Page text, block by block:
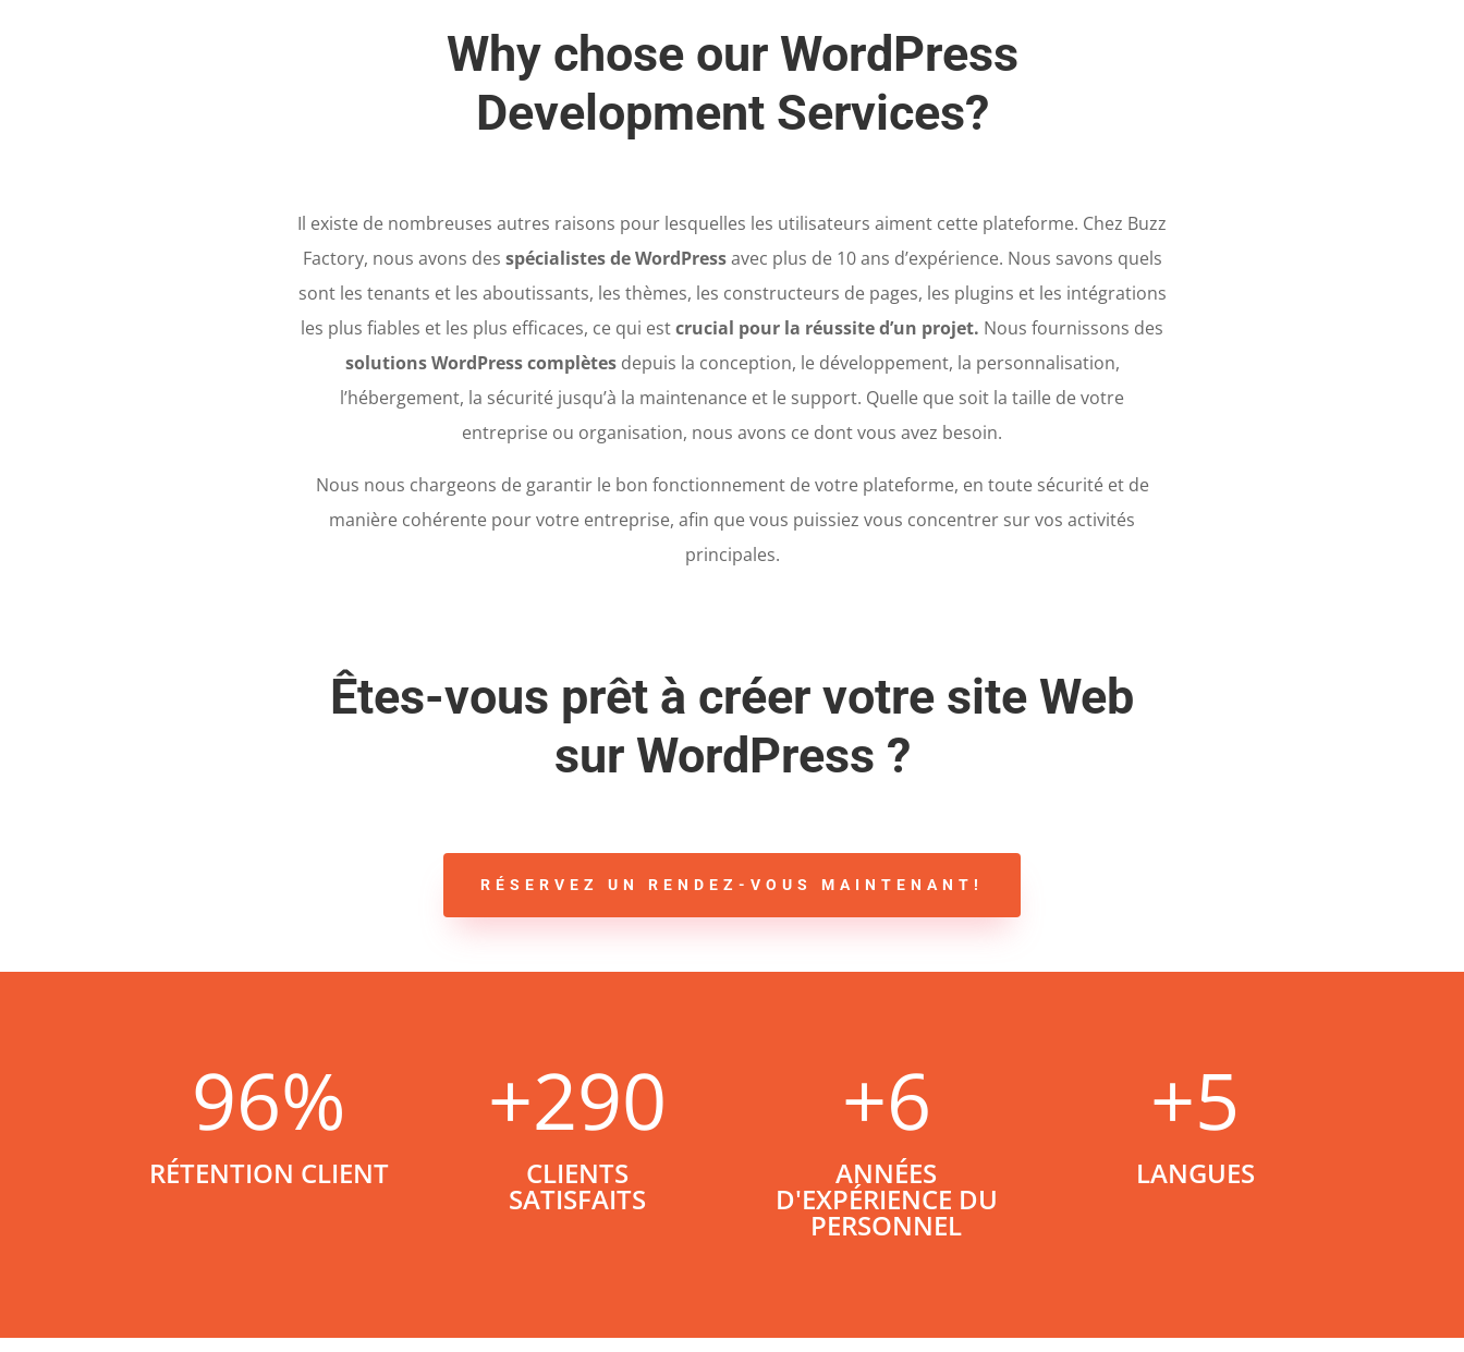
Why chose our WordPress
Development Services?
Il existe de nombreuses autres raisons pour lesquelles les utilisateurs aiment cette plateforme. Chez Buzz
Factory, nous avons des spécialistes de WordPressavec plus de 10 ans d’expérience. Nous savons quels
sont les tenants et les aboutissants, les thèmes, les constructeurs de pages, les plugins et les intégrations
les plus fiables et les plus efficaces, ce qui estcrucial pour la réussite d’un projet. Nous fournissons des
solutions WordPress complètesdepuis la conception, le développement, la personnalisation,
l’hébergement, la sécurité jusqu’à la maintenance et le support. Quelle que soit la taille de votre
entreprise ou organisation, nous avons ce dont vous avez besoin.
Nous nous chargeons de garantir le bon fonctionnement de votre plateforme, en toute sécurité et de
manière cohérente pour votre entreprise, afin que vous puissiez vous concentrer sur vos activités
principales.
Êtes-vous prêt à créer votre site Web
sur WordPress ?
RÉSERVEZ UN RENDEZ-VOUS MAINTENANT!
96%
RÉTENTION CLIENT
+290
CLIENTS
SATISFAITS
+6
ANNÉES
D'EXPÉRIENCE DU
PERSONNEL
+5
LANGUES